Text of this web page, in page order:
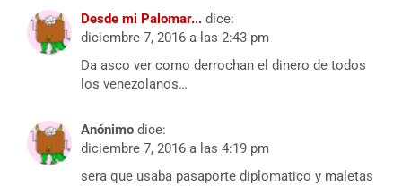
Desde mi Palomar... dice:
diciembre 7, 2016 a las 2:43 pm
Da asco ver como derrochan el dinero de todos
los venezolanos…
Anónimo dice:
diciembre 7, 2016 a las 4:19 pm
sera que usaba pasaporte diplomatico y maletas